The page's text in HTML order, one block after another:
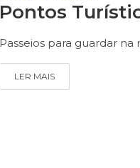
Pontos
Passeios para guardar
LER MAIS